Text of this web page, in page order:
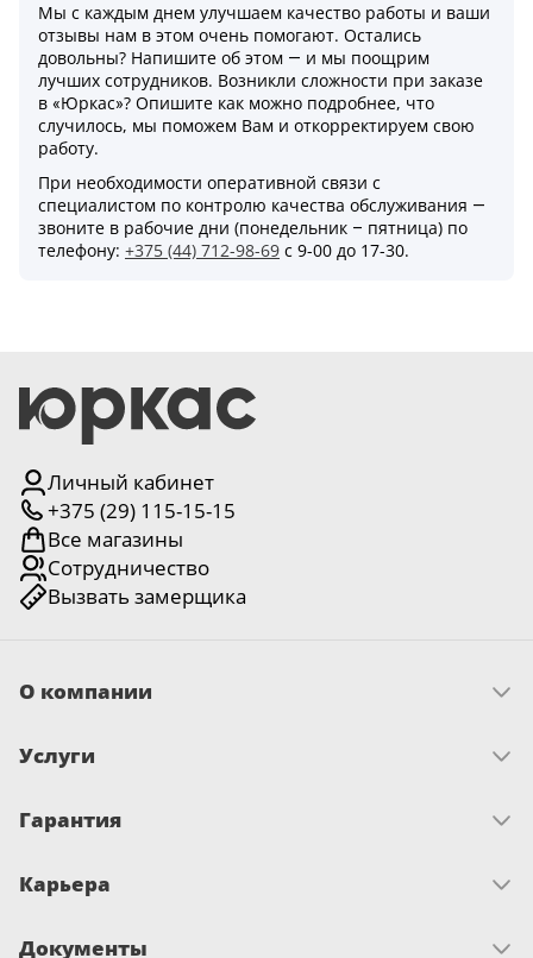
Мы с каждым днем улучшаем качество работы и ваши
отзывы нам в этом очень помогают. Остались
довольны? Напишите об этом — и мы поощрим
лучших сотрудников. Возникли сложности при заказе
в «Юркас»? Опишите как можно подробнее, что
случилось, мы поможем Вам и откорректируем свою
работу.
При необходимости оперативной связи с
специалистом по контролю качества обслуживания —
звоните в рабочие дни (понедельник – пятница) по
телефону: +375 (44) 712-98-69 c 9-00 до 17-30.
Личный кабинет
+375 (29) 115-15-15
Все магазины
Сотрудничество
Вызвать замерщика
О компании
Миссия и ценности
Новости
Услуги
Как оплатить
Монтаж
Гарантия
Сертификаты
Карьера
Развитие и обучение
Документы